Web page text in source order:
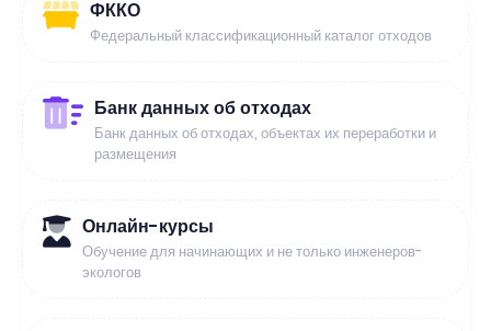
ФККО
Федеральный классификационный каталог отходов
Банк данных об отходах
Банк данных об отходах, объектах их переработки и
размещения
Онлайн-курсы
Обучение для начинающих и не только инженеров-
экологов